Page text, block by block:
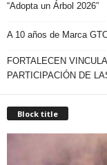
“Adopta un Árbol 2026”
A 10 años de Marca
FORTALECEN
PARTICIPACIÓN DE
Block title